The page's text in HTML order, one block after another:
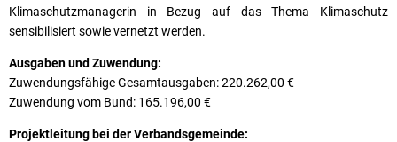
Klimaschutzmanagerin in Bezug auf das Thema Klimaschutz
sensibilisiert sowie vernetzt werden.
Ausgaben und Zuwendung:
Zuwendungsfähige Gesamtausgaben: 220.262,00 €
Zuwendung vom Bund: 165.196,00 €
Projektleitung bei der Verbandsgemeinde: